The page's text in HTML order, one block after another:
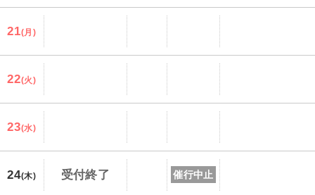
21(月)
22(火)
23(水)
24(木) 受付終了 催行中止